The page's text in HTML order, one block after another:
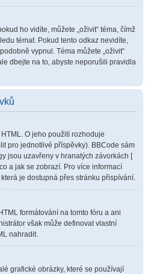
ho vidíte, můžete „oživit“ téma, čímž
témat. Pokud tento odkaz nevidíte,
vypnul. Téma můžete „oživit“
dbejte na to, abyste neporušili pravidla
O jeho použití rozhoduje
pro jednotlivé příspěvky). BBCode sám
jsou uzavřeny v hranatých závorkách [
a jak se zobrazí. Pro více informací
je dostupná přes stránku přispívání.
formátování na tomto fóru a ani
však může definovat vlastní
nahradit.
grafické obrázky, které se používají